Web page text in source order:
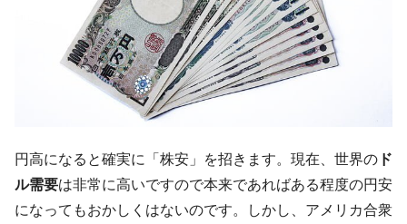
『Money1』
『韓国銀行』が「金の保有量を増やしま
す」⇒「金を経由するドル入手」手段ではないのか？
『Money1』
韓国･外為取引量「1日当たり1,214.4億ド
ル」まで拡大 ⇒ 海外資金の動きに強く左右される状態
韓国･帰ってきた李在明。李在明を支持しな
『Money1』
韓国大統領府ボンクラ政策室長が告発され
た ⇒ 国家が行った恐るべき株価操作であり、空前の国政壟
断
円高になると確実に「株安」を招きます。現在、世界の ド
ル需要は非常に高いですので本来であればある程度の円安
になってもおかしくはないのです。しかし、アメリカ合衆